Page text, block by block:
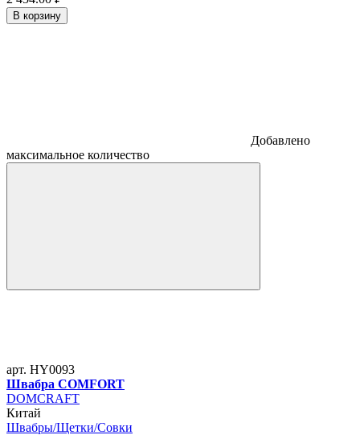
В корзину
Добавлено
максимальное количество
арт. HY0093
Швабра COMFORT
DOMCRAFT
Китай
Швабры/Щетки/Совки